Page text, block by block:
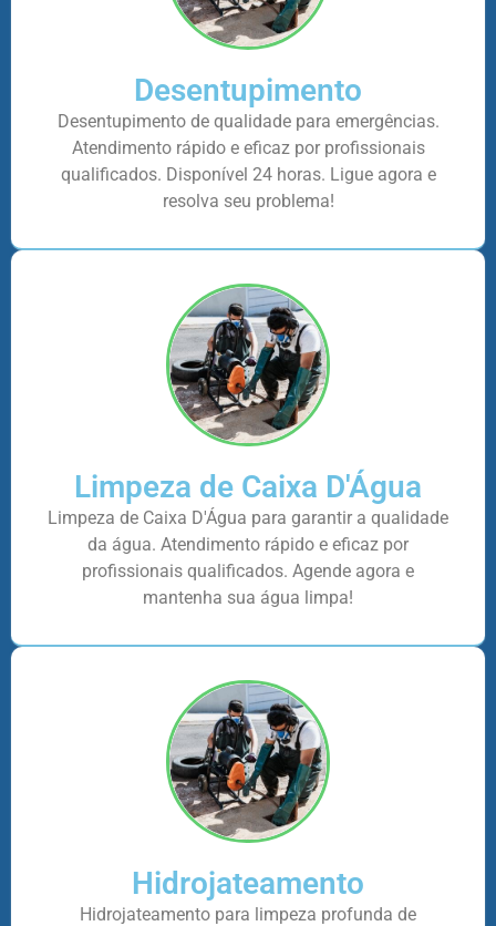
Desentupimento
Desentupimento de qualidade para emergências.
Atendimento rápido e eficaz por profissionais
qualificados. Disponível 24 horas. Ligue agora e
resolva seu problema!
Limpeza de Caixa D'Água
Limpeza de Caixa D'Água para garantir a qualidade
da água. Atendimento rápido e eficaz por
profissionais qualificados. Agende agora e
mantenha sua água limpa!
Hidrojateamento
Hidrojateamento para limpeza profunda de